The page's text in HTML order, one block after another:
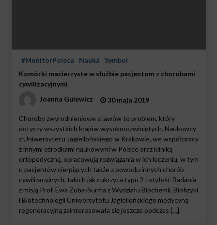
#MonitorPoleca Nauka
Symbol
Komórki macierzyste w służbie pacjentom z chorobami
cywilizacyjnymi
Joanna Gulewicz
30 maja 2019
Choroby zwyrodnieniowe stawów to problem, który
dotyczy wszystkich krajów wysokorozwiniętych. Naukowcy
z Uniwersytetu Jagiellońskiego w Krakowie, we współpracy
z innymi ośrodkami naukowymi w Polsce oraz kliniką
ortopedyczną, opracowują rozwiązania w ich leczeniu, w tym
u pacjentów cierpiących także z powodu innych chorób
cywilizacyjnych, takich jak cukrzyca typu 2 i otyłość Badania
z misją Prof. Ewa Zuba-Surma z Wydziału Biochemii, Biofizyki
i Biotechnologii Uniwersytetu Jagiellońskiego medycyną
regeneracyjną zainteresowała się jeszcze podczas […]